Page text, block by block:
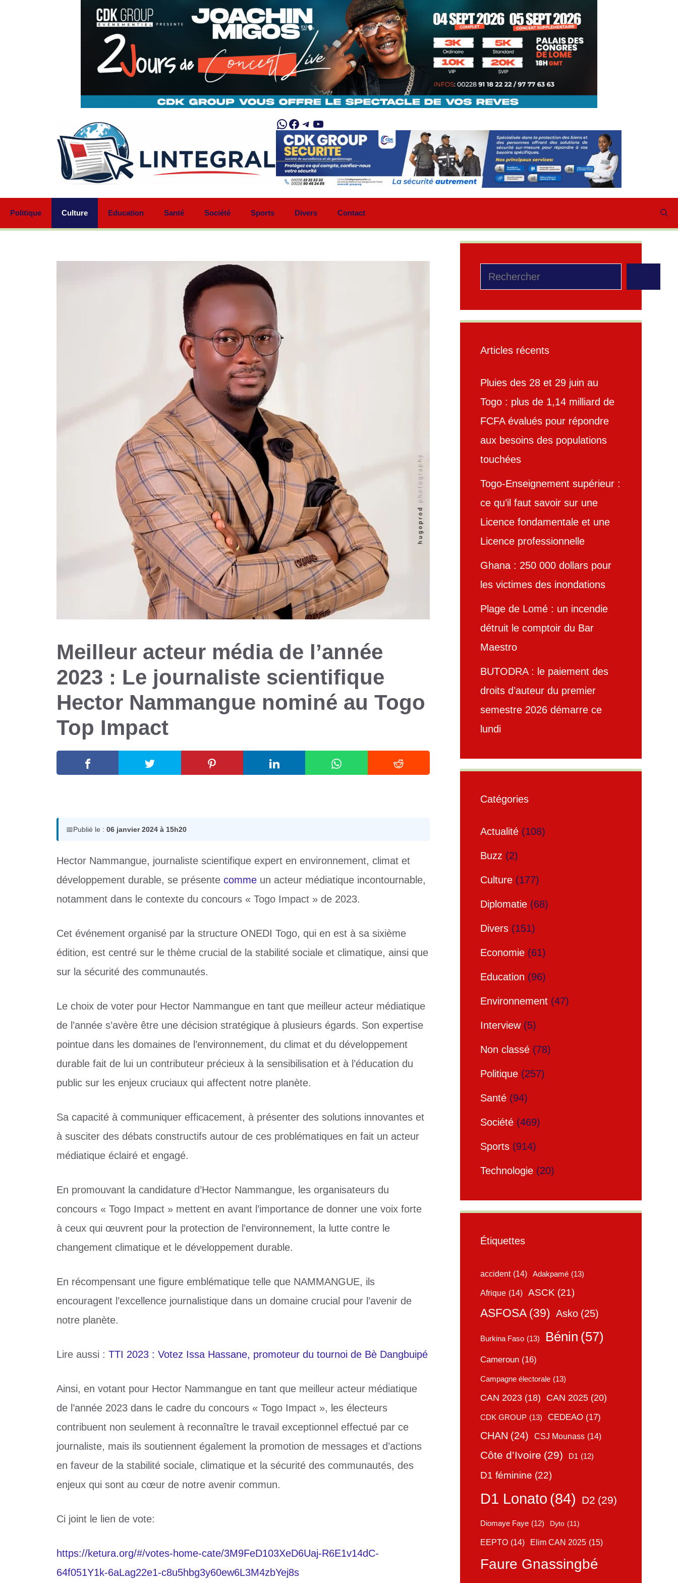
WhatsApp
Facebook
Telegram
YouTube
Politique Culture Education Santé Société Sports Divers Contact
Meilleur acteur média de l’année
2023 : Le journaliste scientifique
Hector Nammangue nominé au Togo
Top Impact
📅Publié le : 06 janvier 2024 à 15h20
Hector Nammangue, journaliste scientifique expert en environnement, climat et
développement durable, se présente comme un acteur médiatique incontournable,
notamment dans le contexte du concours « Togo Impact » de 2023.
Cet événement organisé par la structure ONEDI Togo, qui en est à sa sixième
édition, est centré sur le thème crucial de la stabilité sociale et climatique, ainsi que
sur la sécurité des communautés.
Le choix de voter pour Hector Nammangue en tant que meilleur acteur médiatique
de l’année s’avère être une décision stratégique à plusieurs égards. Son expertise
pointue dans les domaines de l’environnement, du climat et du développement
durable fait de lui un contributeur précieux à la sensibilisation et à l’éducation du
public sur les enjeux cruciaux qui affectent notre planète.
Sa capacité à communiquer efficacement, à présenter des solutions innovantes et
à susciter des débats constructifs autour de ces problématiques en fait un acteur
médiatique éclairé et engagé.
En promouvant la candidature d’Hector Nammangue, les organisateurs du
concours « Togo Impact » mettent en avant l’importance de donner une voix forte
à ceux qui œuvrent pour la protection de l’environnement, la lutte contre le
changement climatique et le développement durable.
En récompensant une figure emblématique telle que NAMMANGUE, ils
encouragent l’excellence journalistique dans un domaine crucial pour l’avenir de
notre planète.
Lire aussi : TTI 2023 : Votez Issa Hassane, promoteur du tournoi de Bè Dangbuipé
Ainsi, en votant pour Hector Nammangue en tant que meilleur acteur médiatique
de l’année 2023 dans le cadre du concours « Togo Impact », les électeurs
contribuent non seulement à reconnaître le travail exceptionnel effectué par ce
journaliste, mais ils soutiennent également la promotion de messages et d’actions
en faveur de la stabilité sociale, climatique et la sécurité des communautés, des
enjeux qui sont au cœur de notre avenir commun.
Ci joint le lien de vote:
https://ketura.org/#/votes-home-cate/3M9FeD103XeD6Uaj-R6E1v14dC-
64f051Y1k-6aLag22e1-c8u5hbg3y60ew6L3M4zbYej8s
Rechercher
Articles récents
Pluies des 28 et 29 juin au
Togo : plus de 1,14 milliard de
FCFA évalués pour répondre
aux besoins des populations
touchées
Togo-Enseignement supérieur :
ce qu’il faut savoir sur une
Licence fondamentale et une
Licence professionnelle
Ghana : 250 000 dollars pour
les victimes des inondations
Plage de Lomé : un incendie
détruit le comptoir du Bar
Maestro
BUTODRA : le paiement des
droits d’auteur du premier
semestre 2026 démarre ce
lundi
Catégories
Actualité (108)
Buzz (2)
Culture (177)
Diplomatie (68)
Divers (151)
Economie (61)
Education (96)
Environnement (47)
Interview(5)
Non classé (78)
Politique (257)
Santé (94)
Société (469)
Sports (914)
Technologie (20)
Étiquettes
accident (14) Adakpamé (13)
Afrique (14) ASCK (21)
ASFOSA (39) Asko (25)
Burkina Faso (13) Bénin (57)
Cameroun (16)
Campagne électorale (13)
CAN 2023 (18) CAN 2025 (20)
CDK GROUP (13) CEDEAO (17)
CHAN (24) CSJ Mounass (14)
Côte d’Ivoire (29) D1 (12)
D1 féminine (22)
D1 Lonato (84) D2 (29)
Diomaye Faye (12) Dyto (11)
EEPTO (14) Elim CAN 2025 (15)
Faure Gnassingbé